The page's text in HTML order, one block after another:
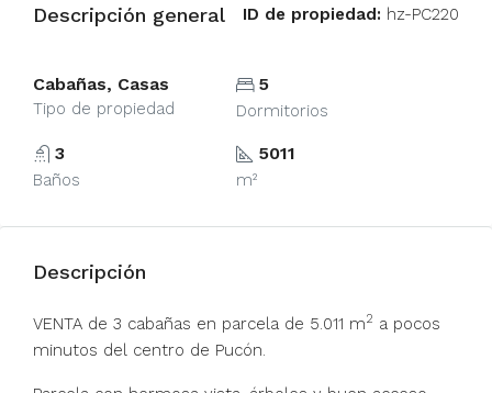
Descripción general ID de propiedad: hz-PC220
Cabañas, Casas
Tipo de propiedad
5
Dormitorios
3
Baños
5011
m²
Descripción
VENTA de 3 cabañas en parcela de 5.011 m2 a pocos
minutos del centro de Pucón.